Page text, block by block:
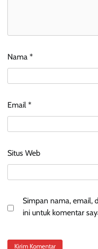
Nama *
Email *
Situs Web
Simpan nama, email,
ini untuk komentar